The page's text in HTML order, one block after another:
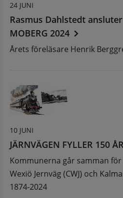
24 JUNI
Rasmus Dahlstedt
MOBERG 2024
Årets föreläsare Henrik
10 JUNI
JÄRNVÄGEN FYLLER 150 ÅR
Kommunerna går samman
Wexiö Jernväg (CWJ) och
1874-2024